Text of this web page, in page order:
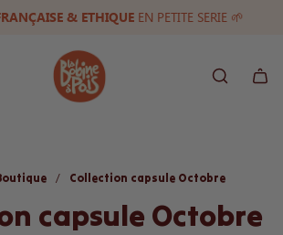
& ETHIQUEEN PETITE SERIE 🌱
FOIS
A PARTIR DE 100€
(9,9/10)
/ Collection capsule Octobre
capsule Octobre